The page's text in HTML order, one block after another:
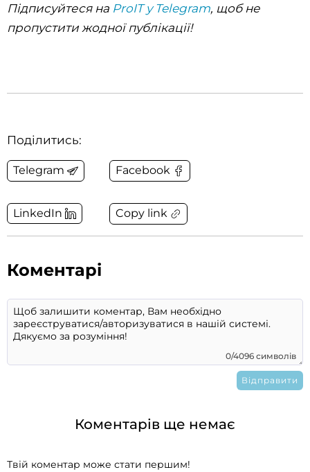
Підписуйтеся на ProIT у Telegram, щоб не
пропустити жодної публікації!
Поділитись:
Telegram Facebook
LinkedIn Copy link
Коментарі
0/4096 символів
Коментарів ще немає
Твій коментар може стати першим!